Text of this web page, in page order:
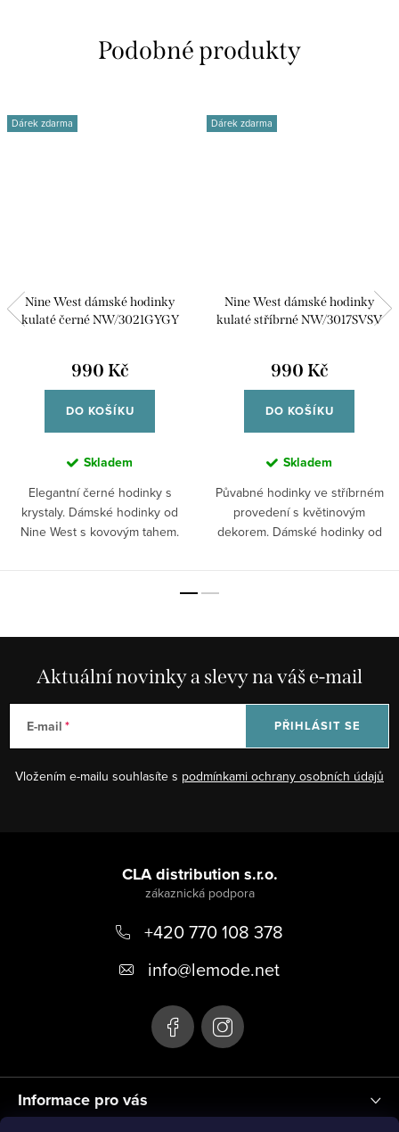
Dárek zdarma
Nine West dámské hodinky
kulaté černé NW/3021GYGY
990 Kč
DO KOŠÍKU
Skladem
Elegantní černé hodinky s
krystaly. Dámské hodinky od
Nine West s kovovým tahem.
Dárek zdarma
Nine West dámské hodinky
kulaté stříbrné NW/3017SVSV
990 Kč
DO KOŠÍKU
Skladem
Půvabné hodinky ve stříbrném
provedení s květinovým
dekorem. Dámské hodinky od
Aktuální novinky a slevy na váš e-mail
E-mail
Vložením e-mailu souhlasíte s podmínkami ochrany osobních údajů
PŘIHLÁSIT SE
Informace pro vás
CLA distribution s.r.o.
+420 770 108 378
info@lemode.net